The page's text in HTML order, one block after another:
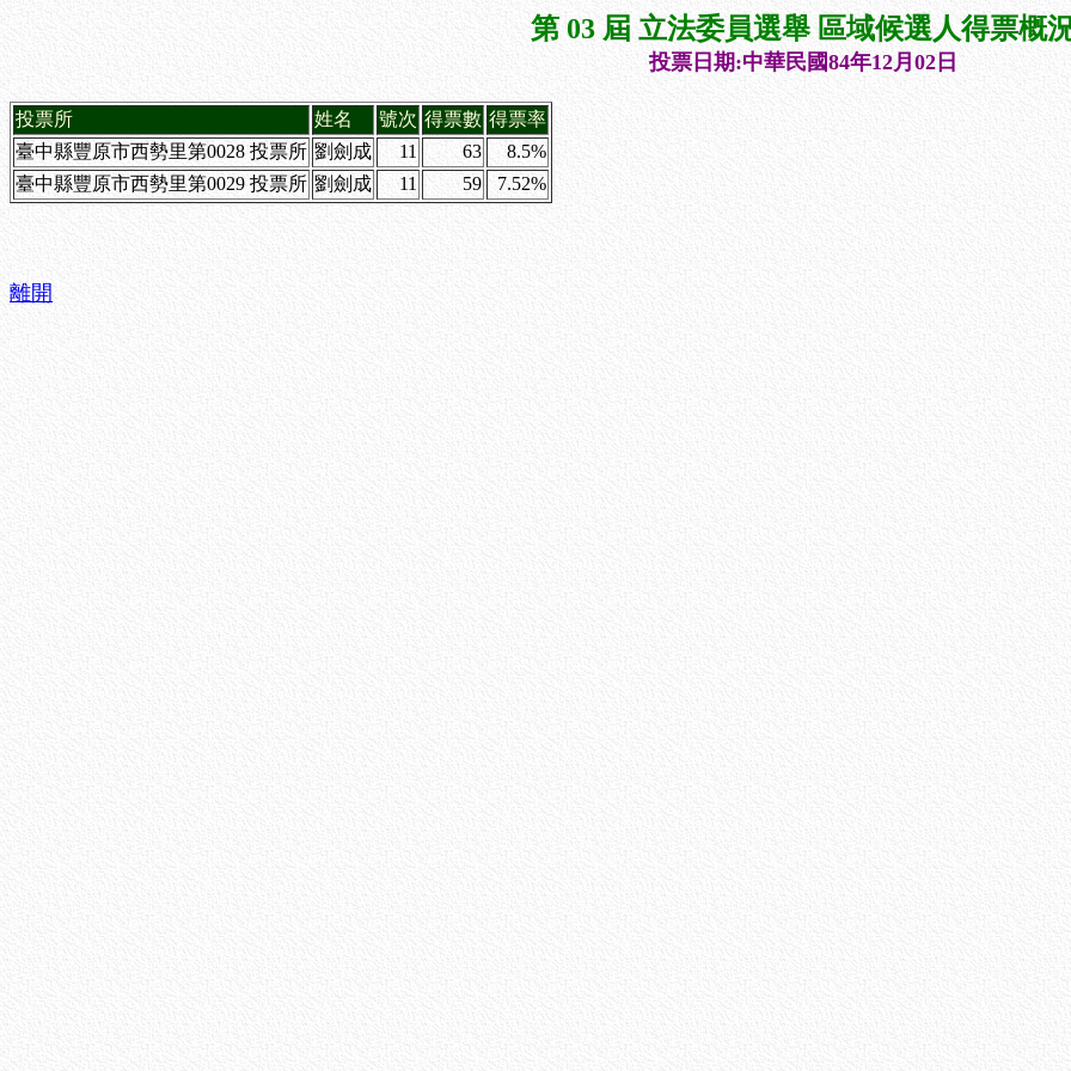
第 03 屆 立法委員選舉 區域候選人得票概
投票日期:中華民國84年12月02日
投票所 姓名 號次 得票數 得票率
臺中縣豐原市西勢里第0028 投票所 劉劍成 11 63
8.5%
臺中縣豐原市西勢里第0029 投票所 劉劍成 11 59 7.52%
離開